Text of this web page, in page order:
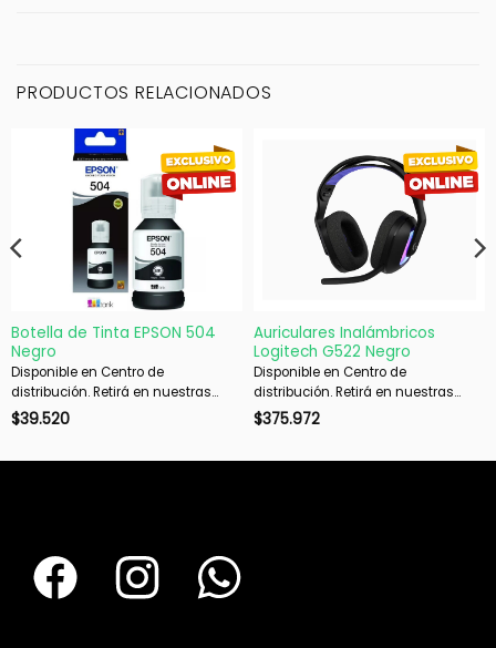
PRODUCTOS RELACIONADOS
Botella de Tinta EPSON 504
Negro
Disponible en Centro de
distribución. Retirá en nuestras
sucursales en 48 hs hábiles. Si es
$39.520
Auriculares Inalámbricos
Logitech G522 Negro
Disponible en Centro de
distribución. Retirá en nuestras
sucursales en 48 hs hábiles. Si es
$375.972